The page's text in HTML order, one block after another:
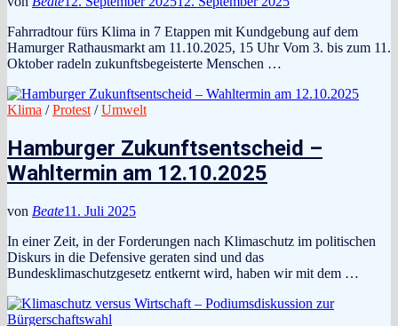
Fahrradtour fürs Klima in 7 Etappen mit Kundgebung auf dem
Hamurger Rathausmarkt am 11.10.2025, 15 Uhr Vom 3. bis zum 11.
Oktober radeln zukunftsbegeisterte Menschen …
Klima /Protest /Umwelt
Hamburger Zukunftsentscheid –
Wahltermin am 12.10.2025
von Beate11. Juli 2025
In einer Zeit, in der Forderungen nach Klimaschutz im politischen
Diskurs in die Defensive geraten sind und das
Bundesklimaschutzgesetz entkernt wird, haben wir mit dem …